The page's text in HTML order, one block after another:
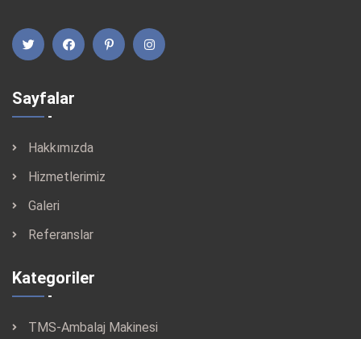
Sayfalar
Hakkımızda
Hizmetlerimiz
Galeri
Referanslar
Kategoriler
TMS-Ambalaj Makinesi